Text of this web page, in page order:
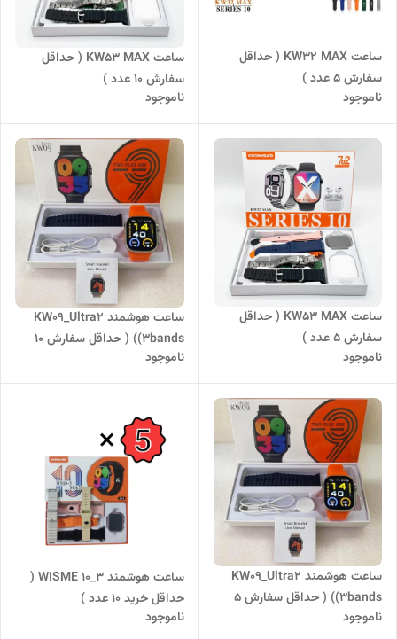
ساعت KW32 MAX ( حداقل
سفارش 5 عدد )
ناموجود
ساعت KW53 MAX ( حداقل
سفارش 10 عدد )
ناموجود
ساعت KW53 MAX ( حداقل
سفارش 5 عدد )
ناموجود
ساعت هوشمند KW09_Ultra2
(3bands) ( حداقل سفارش 10
عدد )
ناموجود
ساعت هوشمند KW09_Ultra2
(3bands) ( حداقل سفارش 5
عدد )
ناموجود
ساعت هوشمند WISME 10_3 (
حداقل خرید 10 عدد )
ناموجود